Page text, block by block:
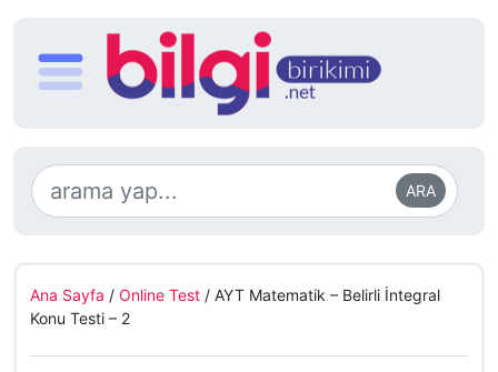
ARA
Ana Sayfa / Online Test / AYT Matematik – Belirli İntegral
Konu Testi – 2